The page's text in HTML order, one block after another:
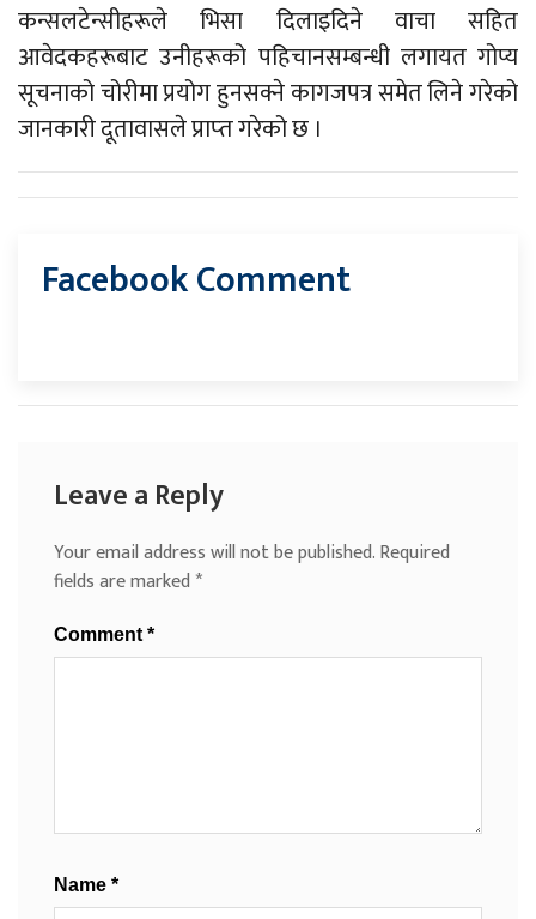
कन्सलटेन्सीहरूले भिसा दिलाइदिने वाचा सहित
आवेदकहरूबाट उनीहरूको पहिचानसम्बन्धी लगायत गोप्य
सूचनाको चोरीमा प्रयोग हुनसक्ने कागजपत्र समेत लिने गरेको
जानकारी दूतावासले प्राप्‍त गरेको छ ।
Facebook Comment
Leave a Reply
Your email address will not be published.Required
fields are marked*
Comment *
Name *